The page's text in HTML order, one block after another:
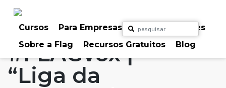
Cursos Para Empresas
Para Particulares
Sobre a Flag
Recursos Gratuitos Blog
#FLAGvox
#FLAGvox |
“Liga da